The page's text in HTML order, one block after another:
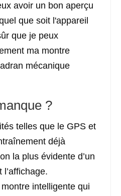
avoir un bon aperçu
que soit l'appareil
que je peux
ma montre
mécanique
?
telles que le GPS et
déjà
la plus évidente d’un
intelligente qui